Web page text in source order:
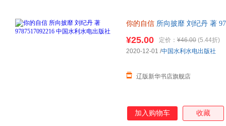
台海出版社
人民卫生出版社
中国华侨出版社
四川教
中国轻工业出版社
天地出
当代中国出版社
上海社会科学院出版社
千太阳
宁宇
美同
李晶
克莱尔
你的自信 所向披靡 刘纪丹 著
¥25.00 定价： ¥46.00 (5.44折)
辽版新华书店旗舰店
2020-12-01 /中国水利水电出版社
加入购物车 收藏